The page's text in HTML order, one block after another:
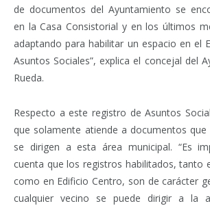
de documentos del Ayuntamiento se
en la Casa Consistorial y en los últimos
adaptando para habilitar un espacio en el
Asuntos Sociales”, explica el concejal del
Rueda.
Respecto a este registro de Asuntos
que solamente atiende a documentos
se dirigen a esta área municipal. “Es
cuenta que los registros habilitados, tanto
como en Edificio Centro, son de carácter
cualquier vecino se puede dirigir a la